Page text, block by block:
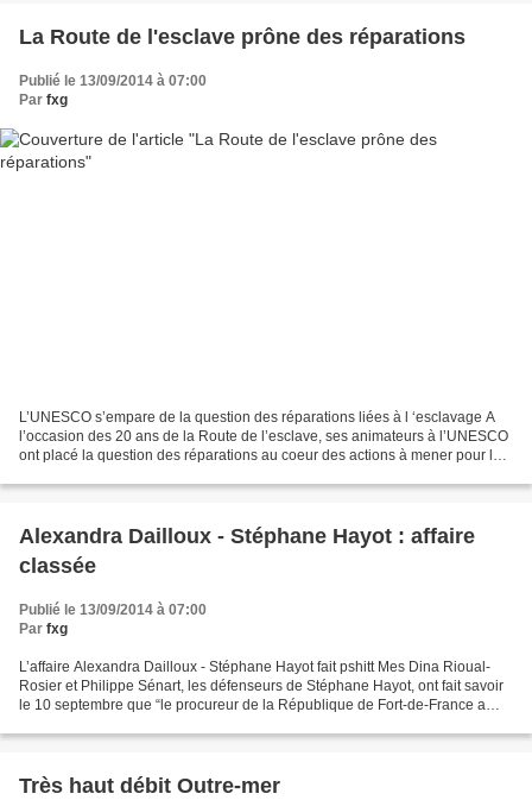
La Route de l'esclave prône des réparations
Publié le 13/09/2014 à 07:00
Par fxg
L’UNESCO s’empare de la question des réparations liées à l ‘esclavage A
l’occasion des 20 ans de la Route de l’esclave, ses animateurs à l’UNESCO
ont placé la question des réparations au coeur des actions à mener pour les
Alexandra Dailloux - Stéphane Hayot : affaire
classée
Publié le 13/09/2014 à 07:00
Par fxg
L’affaire Alexandra Dailloux - Stéphane Hayot fait pshitt Mes Dina Rioual-
Rosier et Philippe Sénart, les défenseurs de Stéphane Hayot, ont fait savoir
le 10 septembre que “le procureur de la République de Fort-de-France a
Très haut débit Outre-mer